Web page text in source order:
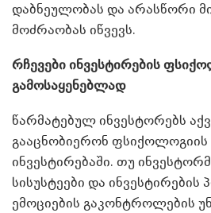
დაბნეულობას და არასწორი
მოძრაობას იწვევს.
რჩევები ინვესტირების
გამოსაყენებლად
წარმატებულ ინვესტორებს
გააცნობიერონ
ინვესტირებაში. თუ
სისუსტეები და
ემოციების გაკონტროლების